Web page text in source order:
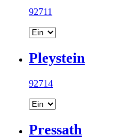
92711
Pleystein
92714
Pressath